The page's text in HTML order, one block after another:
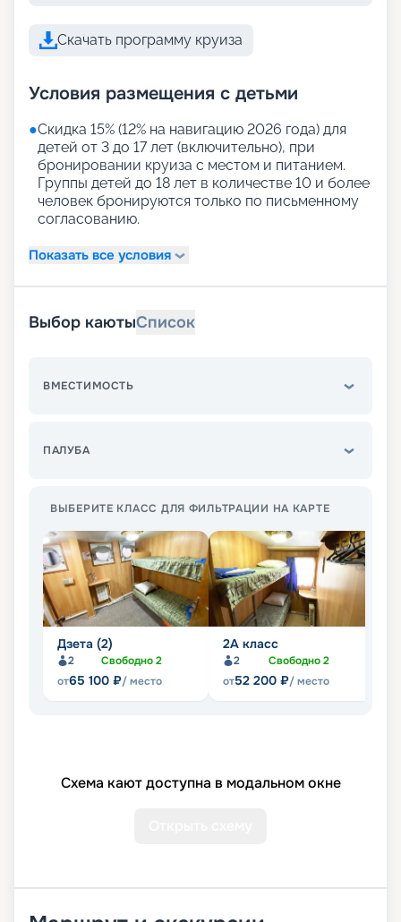
Скачать программу круиза
Условия размещения с детьми
●Скидка 15% (12% на навигацию 2026 года) для
детей от 3 до 17 лет (включительно), при
бронировании круиза с местом и питанием.
Группы детей до 18 лет в количестве 10 и более
человек бронируются только по письменному
согласованию.
Показать все условия
Выбор каютыСписок
ВМЕСТИМОСТЬ
ПАЛУБА
ВЫБЕРИТЕ КЛАСС ДЛЯ ФИЛЬТРАЦИИ НА КАРТЕ
Дзета (2)
2 Свободно2
от65 100 ₽/ место
2А класс
2 Свободно2
от52 200 ₽/ место
Схема кают доступна в модальном окне